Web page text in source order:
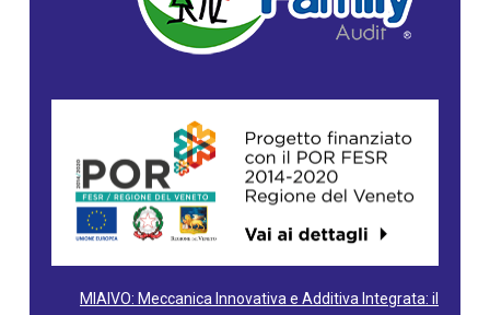
MIAIVO: Meccanica Innovativa e Additiva Integrata: il